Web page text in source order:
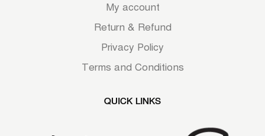
My account
Return & Refund
Privacy Policy
Terms and Conditions
QUICK LINKS